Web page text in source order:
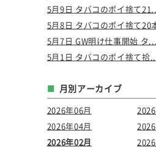
5月9日 タバコのポイ捨て
5月8日 タバコのポイ捨て20
5月7日 GW明け仕事開始 タ...
5月1日 タバコのポイ捨て拾
月別アーカイブ
2026年06月
2026年04月
2026年02月